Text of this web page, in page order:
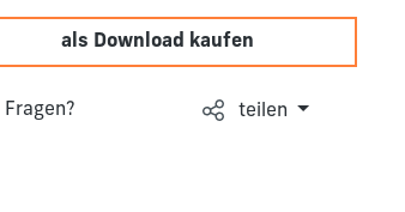
den gewünschten Wert
als Download kaufen
Fragen?
teilen